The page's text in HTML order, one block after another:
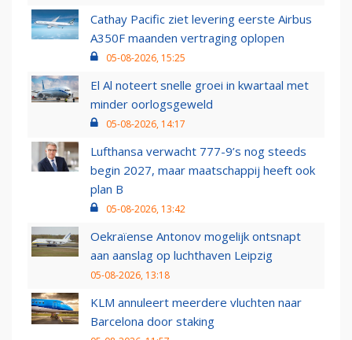
Cathay Pacific ziet levering eerste Airbus
A350F maanden vertraging oplopen
05-08-2026, 15:25
El Al noteert snelle groei in kwartaal met
minder oorlogsgeweld
05-08-2026, 14:17
Lufthansa verwacht 777-9’s nog steeds
begin 2027, maar maatschappij heeft ook
plan B
05-08-2026, 13:42
Oekraïense Antonov mogelijk ontsnapt
aan aanslag op luchthaven Leipzig
05-08-2026, 13:18
KLM annuleert meerdere vluchten naar
Barcelona door staking